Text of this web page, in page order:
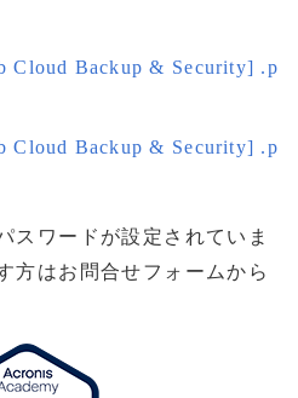
Cloud Backup & Security] .p
Cloud Backup & Security] .p
スワードが設定されていま
方はお問合せフォームから